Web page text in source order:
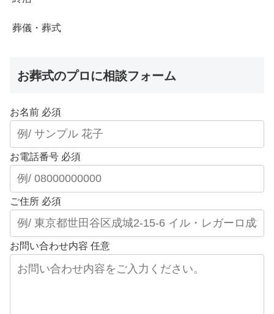
葬儀・葬式
お葬式のプロに相談フォーム
お名前 必須
お電話番号 必須
ご住所 必須
お問い合わせ内容 任意